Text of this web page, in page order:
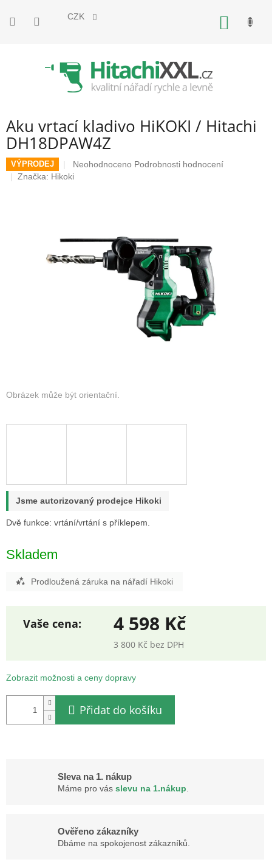
obsah
CZK
Aku vrtací kladivo HiKOKI / Hitachi
DH18DPAW4Z
VÝPRODEJ
Průměrné
hodnocení
hvězdiček.
Neohodnoceno Podrobnosti hodnocení
Značka: Hikoki
Jsme autorizovaný prodejce Hikoki
Dvě funkce: vrtání/vrtání s příklepem.
Skladem
Prodloužená záruka na nářadí Hikoki
4 598 Kč
3 800 Kč bez DPH
cena:
Zobrazit možnosti a ceny dopravy
Přidat do košíku
Sleva na 1. nákup
Máme pro vás slevu na 1.nákup
Ověřeno zákazníky
Dbáme na spokojenost zákazníků.